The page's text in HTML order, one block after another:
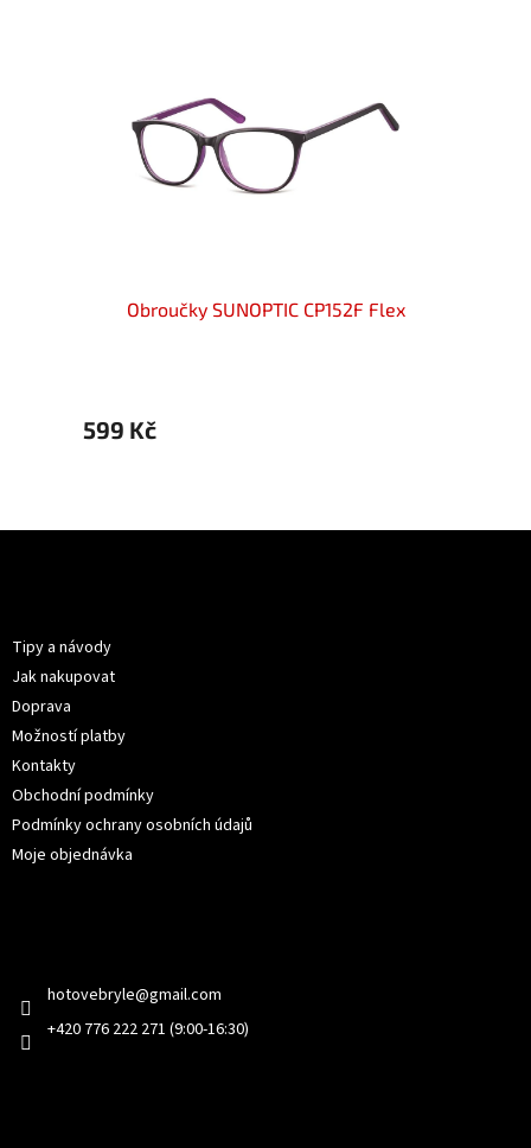
Obroučky SUNOPTIC CP152F Flex
599 Kč
Tipy a návody
Jak nakupovat
Doprava
Možností platby
Kontakty
Obchodní podmínky
Podmínky ochrany osobních údajů
Moje objednávka
hotovebryle@gmail.com
+420 776 222 271 (9:00-16:30)